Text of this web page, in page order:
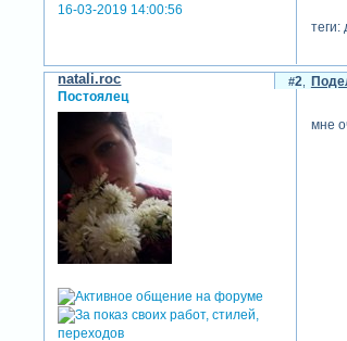
16-03-2019 14:00:56
теги:
2
natali.roc
Постоялец
мне